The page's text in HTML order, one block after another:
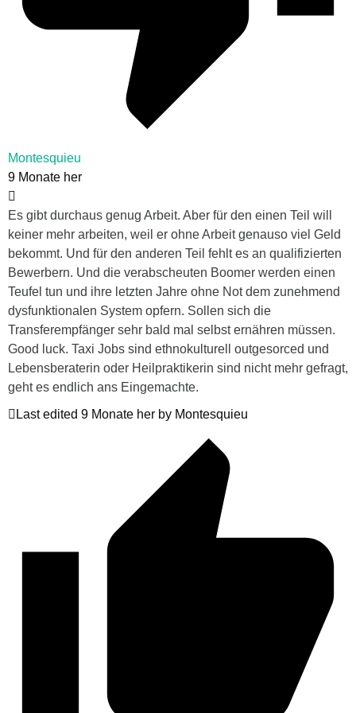
Montesquieu
9 Monate her
Es gibt durchaus genug Arbeit. Aber für den einen Teil will
keiner mehr arbeiten, weil er ohne Arbeit genauso viel Geld
bekommt. Und für den anderen Teil fehlt es an qualifizierten
Bewerbern. Und die verabscheuten Boomer werden einen
Teufel tun und ihre letzten Jahre ohne Not dem zunehmend
dysfunktionalen System opfern. Sollen sich die
Transferempfänger sehr bald mal selbst ernähren müssen.
Good luck. Taxi Jobs sind ethnokulturell outgesorced und
Lebensberaterin oder Heilpraktikerin sind nicht mehr gefragt,
geht es endlich ans Eingemachte.
Last edited 9 Monate her by Montesquieu